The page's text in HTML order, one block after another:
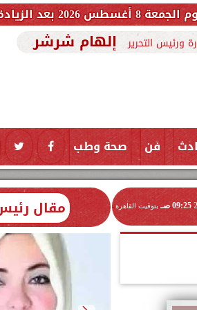
ورئيس التحرير إلهام شرشر
فن صحة وطب تكنولوجيا
09:25 صـ بتوقيت القاهرة مقال